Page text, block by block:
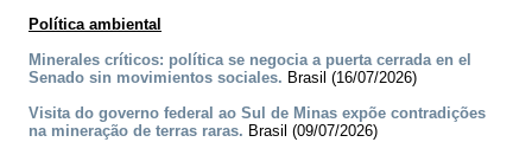
Política ambiental
Minerales críticos: política se negocia a puerta cerrada en el
Senado sin movimientos sociales. Brasil (16/07/2026)
Visita do governo federal ao Sul de Minas expõe contradições
na mineração de terras raras. Brasil (09/07/2026)